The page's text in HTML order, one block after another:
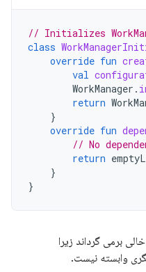
// Initializes
class
override fun
val
WorkManager .
return
}
override fun
// No
return
}
}
برمی گرداند زیرا
وابسته نیست.